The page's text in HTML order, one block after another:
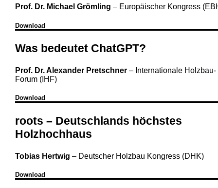
Prof. Dr. Michael Grömling – Europäischer Kongress
Download
Was bedeutet ChatGPT?
Prof. Dr. Alexander Pretschner – Internationale Holzbau-
Forum (IHF)
Download
roots – Deutschlands höchstes
Holzhochhaus
Tobias Hertwig – Deutscher Holzbau Kongress (DHK)
Download